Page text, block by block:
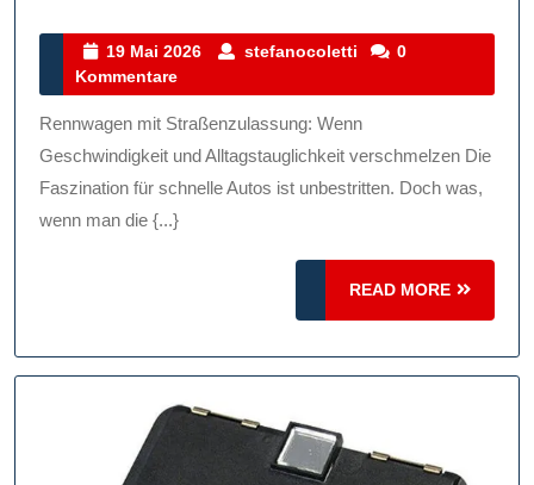
Von
Wenn
Auf
19 Mai 2026
19
2026
stefanocoletti stefanocoletti
0
Kommentare
Rennwagen mit Straßenzulassung: Wenn
Geschwindigkeit und Alltagstauglichkeit verschmelzen Die
Faszination für schnelle Autos ist unbestritten. Doch was,
wenn man die {...}
READ MORE
READ
MORE